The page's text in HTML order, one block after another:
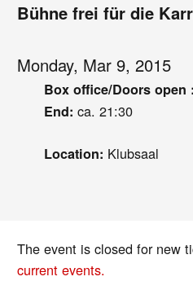
Bühne frei für die
Monday, Mar 9, 2015
Box office/Doors open :
End: ca. 21:30
Location: Klubsaal
The event is closed for new
current events.